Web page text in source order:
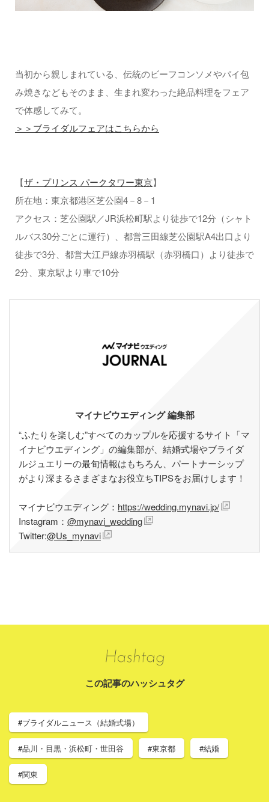
当初から親しまれている、伝統のビーフコンソメやパイ包
み焼きなどもそのまま、生まれ変わった絶品料理をフェア
で体感してみて。
＞＞ブライダルフェアはこちらから
【ザ・プリンス パークタワー東京】
所在地：東京都港区芝公園4－8－1
アクセス：芝公園駅／JR浜松町駅より徒歩で12分（シャト
ルバス30分ごとに運行）、都営三田線芝公園駅A4出口より
徒歩で3分、都営大江戸線赤羽橋駅（赤羽橋口）より徒歩で
2分、東京駅より車で10分
マイナビウエディング 編集部
“ふたりを楽しむ”すべてのカップルを応援するサイト「マ
イナビウエディング」の編集部が、結婚式場やブライダ
ルジュエリーの最旬情報はもちろん、パートナーシップ
がより深まるさまざまなお役立ちTIPSをお届けします！
マイナビウエディング： https://wedding.mynavi.jp/
Instagram： @mynavi_wedding
Twitter:@Us_mynavi
この記事のハッシュタグ
#ブライダルニュース（結婚式場）
#品川・目黒・浜松町・世田谷 #東京都 #結婚
#関東